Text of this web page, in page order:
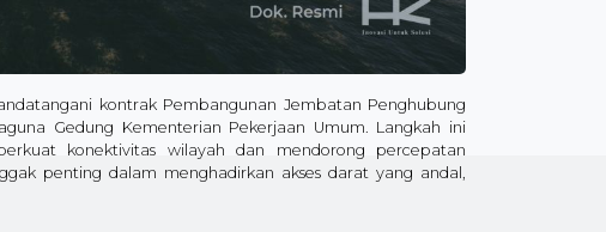
kontrak Pembangunan Jembatan Penghubung
Gedung Kementerian Pekerjaan Umum. Langkah ini
konektivitas wilayah dan mendorong percepatan
penting dalam menghadirkan akses darat yang andal,